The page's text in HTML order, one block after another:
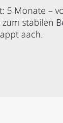
5 Monate –
stabilen
aach.